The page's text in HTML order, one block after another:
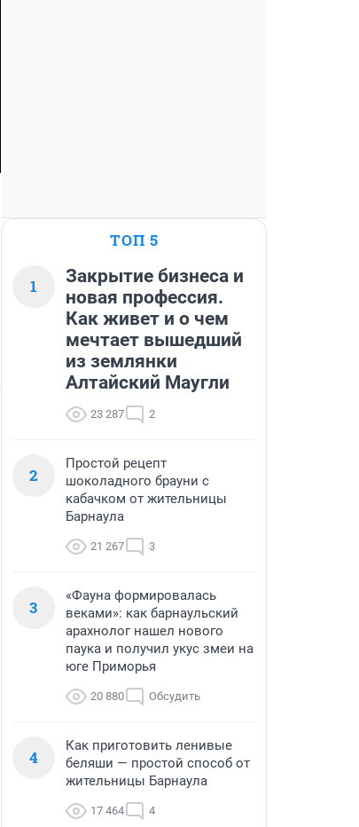
ТОП 5
1
Закрытие бизнеса и
новая профессия.
Как живет и о чем
мечтает вышедший
из землянки
Алтайский Маугли
23 287 2
2
Простой рецепт
шоколадного брауни с
кабачком от жительницы
Барнаула
21 267 3
3
«Фауна формировалась
веками»: как барнаульский
арахнолог нашел нового
паука и получил укус змеи на
юге Приморья
20 880 Обсудить
4
Как приготовить ленивые
беляши — простой способ от
жительницы Барнаула
17 464 4